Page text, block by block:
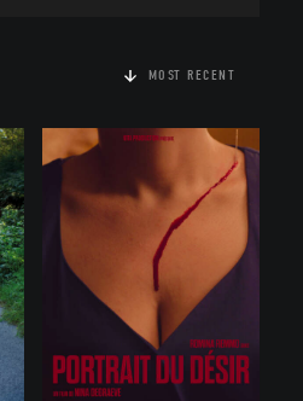
MOST RECENT